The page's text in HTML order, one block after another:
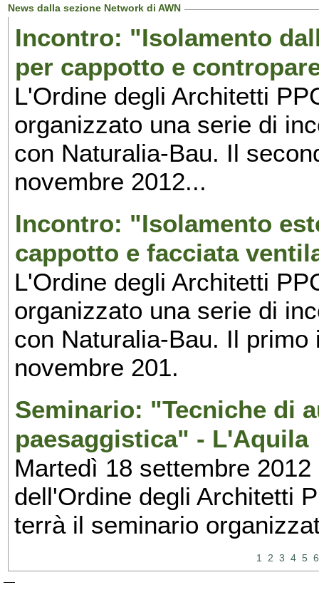
News dalla sezione Network di AWN
Incontro: "Isolamento
per cappotto e
L'Ordine degli Architetti
organizzato una serie di
con Naturalia-Bau. Il
novembre 2012...
Incontro: "Isolamento
cappotto e facciata
L'Ordine degli Architetti
organizzato una serie di
con Naturalia-Bau. Il
novembre 201.
Seminario: "Tecniche di
paesaggistica" - L'Aquila
Martedì 18 settembre
dell'Ordine degli Architetti
terrà il seminario
1 2 3 4 5 6